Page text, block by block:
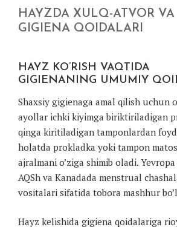
HAYZDA XULQ-ATVOR
GIGIENA QOIDALARI
HAYZ KO’RISH VAQTIDA
GIGIENANING UMUMIY
Shaxsiy gigienaga amal qilish uchun
ayollar ichki kiyimga biriktiriladigan
qinga kiritiladigan tamponlardan
holatda prokladka yoki tampon
ajralmani o’ziga shimib oladi.
AQSh va Kanadada menstrual
vositalari sifatida tobora mashhur
Hayz kelishida gigiena qoidalariga